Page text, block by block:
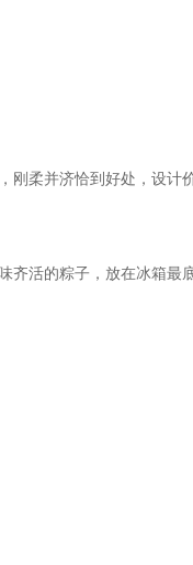
柔并济恰到好处，设计
齐活的粽子，放在冰箱最